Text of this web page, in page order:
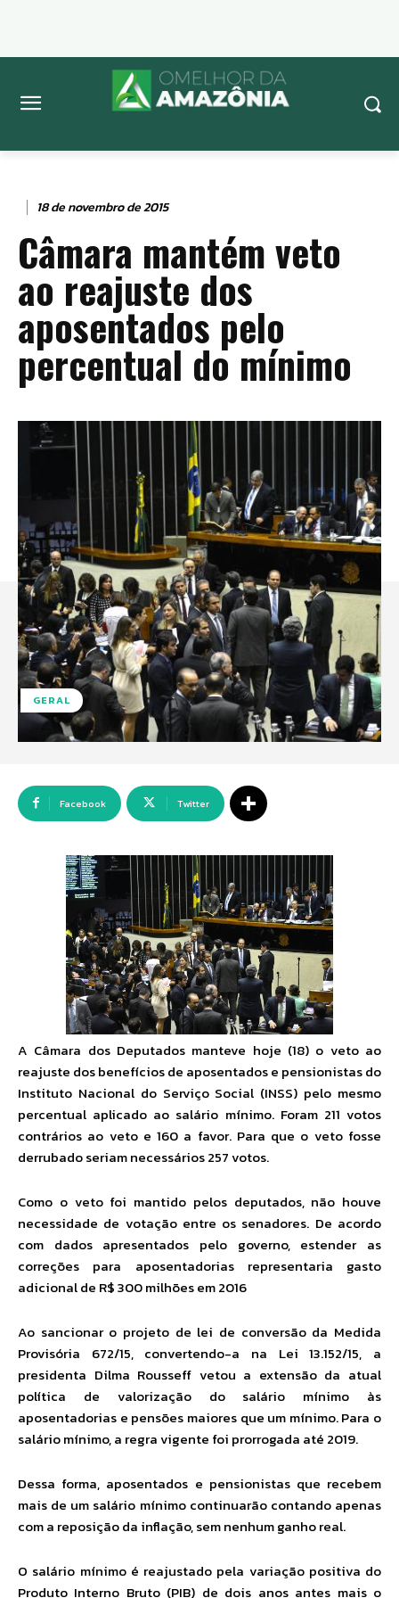
18 de novembro de 2015
Câmara mantém veto
ao reajuste dos
aposentados pelo
percentual do mínimo
GERAL
Facebook Twitter
A Câmara dos Deputados manteve hoje (18) o veto ao
reajuste dos benefícios de aposentados e pensionistas do
Instituto Nacional do Serviço Social (INSS) pelo mesmo
percentual aplicado ao salário mínimo. Foram 211 votos
contrários ao veto e 160 a favor. Para que o veto fosse
derrubado seriam necessários 257 votos.
Como o veto foi mantido pelos deputados, não houve
necessidade de votação entre os senadores. De acordo
com dados apresentados pelo governo, estender as
correções para aposentadorias representaria gasto
adicional de R$ 300 milhões em 2016
Ao sancionar o projeto de lei de conversão da Medida
Provisória 672/15, convertendo-a na Lei 13.152/15, a
presidenta Dilma Rousseff vetou a extensão da atual
política de valorização do salário mínimo às
aposentadorias e pensões maiores que um mínimo. Para o
salário mínimo, a regra vigente foi prorrogada até 2019.
Dessa forma, aposentados e pensionistas que recebem
mais de um salário mínimo continuarão contando apenas
com a reposição da inflação, sem nenhum ganho real.
O salário mínimo é reajustado pela variação positiva do
Produto Interno Bruto (PIB) de dois anos antes mais o